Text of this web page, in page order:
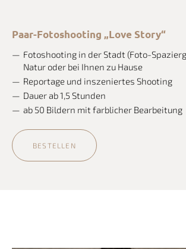
Paar-Fotoshooting „Love Story“
Fotoshooting in der Stadt (Foto-
Natur oder bei Ihnen zu Hause
Reportage und inszeniertes Shooting
Dauer ab 1,5 Stunden
ab 50 Bildern mit farblicher Bearbeitung
BESTELLEN